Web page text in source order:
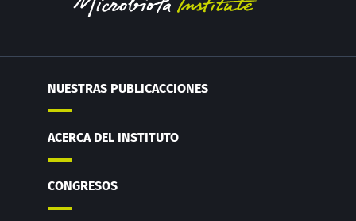
NUESTRAS PUBLICACCIONES
ACERCA DEL INSTITUTO
CONGRESOS